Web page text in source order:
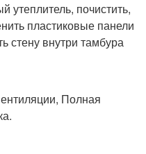
утеплитель, почистить,
пластиковые панели
стену внутри тамбура
Полная